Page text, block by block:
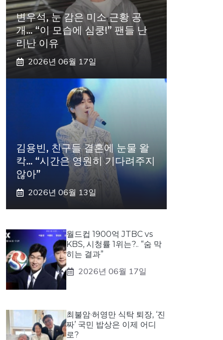
변우석, 눈 감은 미소 근황 공
개… “이 모습에 심쿵!” 팬들 난
리난 이유
2026년 06월 17일
김용빈, 친구들 결혼에 눈물 왈
칵… “시간은 영원히 기다려주지
않아”
2026년 06월 13일
월드컵 1900억 JTBC vs
KBS, 시청률 1위는?.. “숨 막
히는 결과”
2026년 06월 17일
최불암·허영만 식탁 퇴장, ‘진
짜’ 국민 밥상은 이제 어디
로?